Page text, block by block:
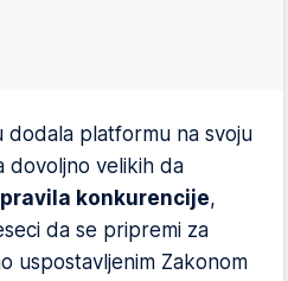
dodala platformu na svoju
dovoljno velikih da
konkurencije,
da se pripremi za
uspostavljenim Zakonom